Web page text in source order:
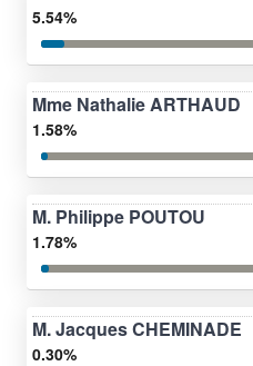
5.54%
Mme Nathalie ARTHAUD
1.58%
M. Philippe POUTOU
1.78%
M. Jacques CHEMINADE
0.30%